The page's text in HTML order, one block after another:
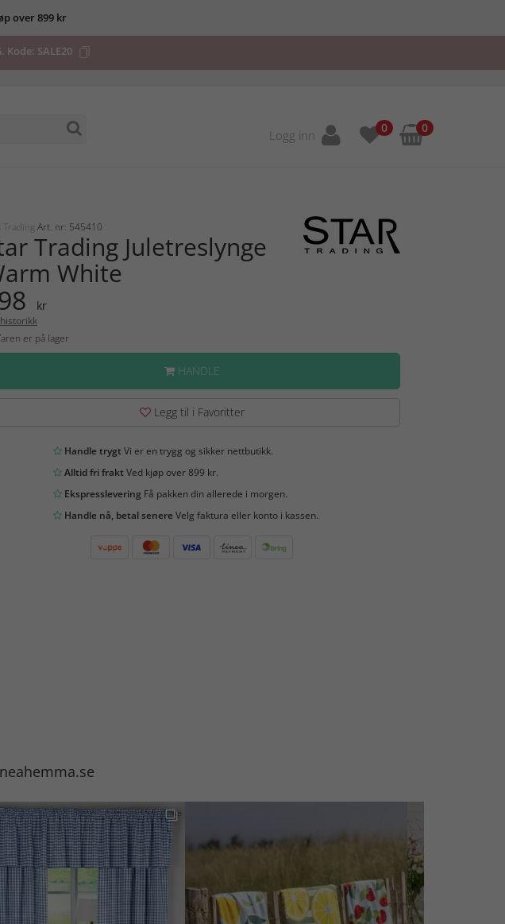
over 899 kr
Kode: SALE20
Logg inn 0 0
Trading Art. nr: 545410
Trading Juletreslynge
White
kr
er på lager
HANDLE
Legg til i Favoritter
Handle trygtVi er en trygg og sikker nettbutikk.
Alltid fri fraktVed kjøp over 899 kr.
EkspressleveringFå pakken din allerede i morgen.
Handle nå, betal senereVelg faktura eller konto i kassen.